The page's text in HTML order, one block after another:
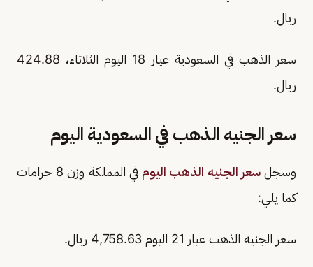
ريال.
سعر الذهب في السعودية عيار 18 اليوم الثلاثاء، 424.88
ريال.
سعر الجنيه الذهب في السعودية اليوم
وسجلسعر الجنيه الذهب اليوم
في المملكة وزن 8 جرامات
كما يلي:
سعر الجنيه الذهب عيار 21 اليوم 4,758.63 ريال.